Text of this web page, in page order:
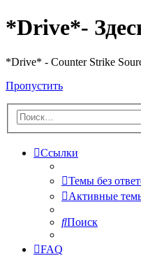
*Drive*-
*Drive* - Counter Strike
Пропустить
Ссылки
Темы без
Активные
Поиск
FAQ